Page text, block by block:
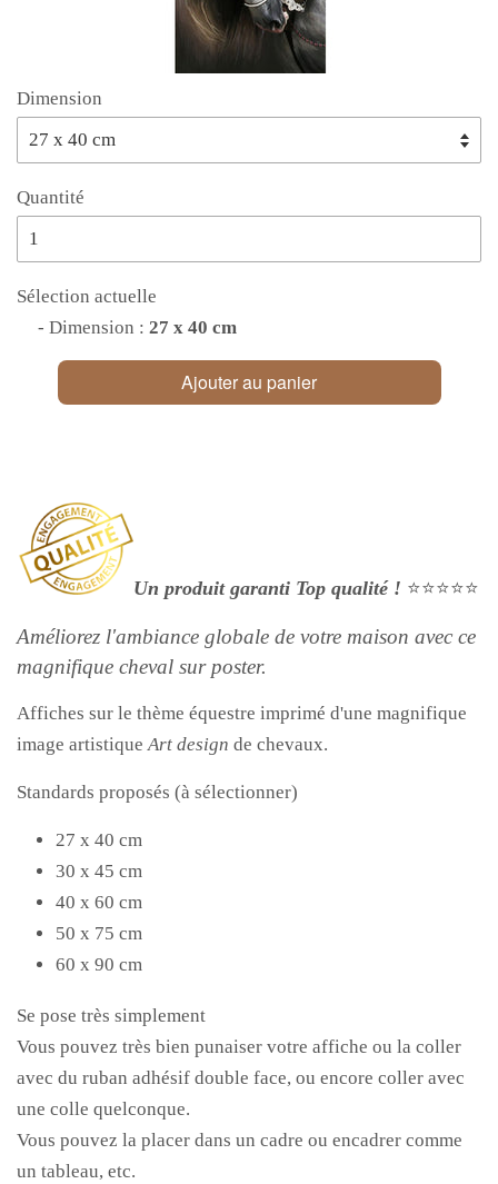
Dimension
Quantité
Sélection actuelle
- Dimension : 27 x 40 cm
Ajouter au panier
Un produit garanti Top qualité ! ⭐⭐⭐⭐⭐
Améliorez l'ambiance globale de votre maison avec ce
magnifique cheval sur poster.
Affiches sur le thème équestre imprimé d'une magnifique
image artistiqueArt design de chevaux.
Standards proposés (à sélectionner)
27 x 40 cm
30 x 45 cm
40 x 60 cm
50 x 75 cm
60 x 90 cm
Se pose très simplement
Vous pouvez très bien punaiser votre affiche ou la coller
avec du ruban adhésif double face, ou encore coller avec
une colle quelconque.
Vous pouvez la placer dans un cadre ou encadrer comme
un tableau, etc.